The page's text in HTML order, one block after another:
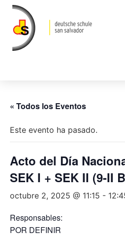
« Todos los Eventos
Este evento ha pasado.
Acto del Día
SEK I + SEK II (9-II
octubre 2, 2025 @ 11:15 -
Responsables:
POR DEFINIR